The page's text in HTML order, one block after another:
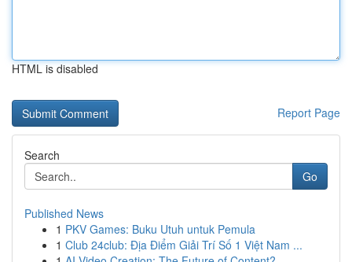
HTML is disabled
Report Page
Search
Go
Published News
1 PKV Games: Buku Utuh untuk Pemula
1 Club 24club: Địa Điểm Giải Trí Số 1 Việt Nam ...